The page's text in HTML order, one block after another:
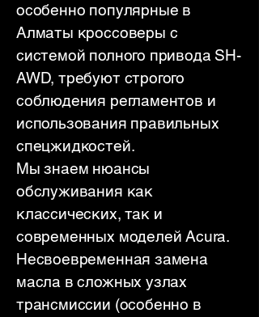
особенно популярные в
Алматы кроссоверы с
системой полного привода SH-
AWD, требуют строгого
соблюдения регламентов и
использования правильных
спецжидкостей.
Мы знаем нюансы
обслуживания как
классических, так и
современных моделей Acura.
Несвоевременная замена
масла в сложных узлах
трансмиссии (особенно в